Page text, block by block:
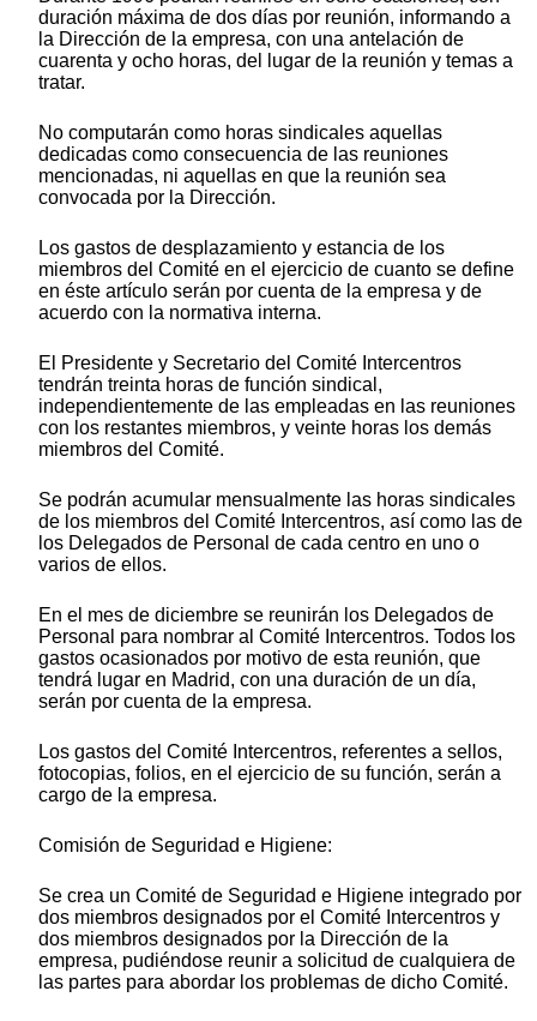
duración máxima de dos días por reunión, informando a
la Dirección de la empresa, con una antelación de
cuarenta y ocho horas, del lugar de la reunión y temas a
tratar.
No computarán como horas sindicales aquellas
dedicadas como consecuencia de las reuniones
mencionadas, ni aquellas en que la reunión sea
convocada por la Dirección.
Los gastos de desplazamiento y estancia de los
miembros del Comité en el ejercicio de cuanto se define
en éste artículo serán por cuenta de la empresa y de
acuerdo con la normativa interna.
El Presidente y Secretario del Comité Intercentros
tendrán treinta horas de función sindical,
independientemente de las empleadas en las reuniones
con los restantes miembros, y veinte horas los demás
miembros del Comité.
Se podrán acumular mensualmente las horas sindicales
de los miembros del Comité Intercentros, así como las de
los Delegados de Personal de cada centro en uno o
varios de ellos.
En el mes de diciembre se reunirán los Delegados de
Personal para nombrar al Comité Intercentros. Todos los
gastos ocasionados por motivo de esta reunión, que
tendrá lugar en Madrid, con una duración de un día,
serán por cuenta de la empresa.
Los gastos del Comité Intercentros, referentes a sellos,
fotocopias, folios, en el ejercicio de su función, serán a
cargo de la empresa.
Comisión de Seguridad e Higiene:
Se crea un Comité de Seguridad e Higiene integrado por
dos miembros designados por el Comité Intercentros y
dos miembros designados por la Dirección de la
empresa, pudiéndose reunir a solicitud de cualquiera de
las partes para abordar los problemas de dicho Comité.